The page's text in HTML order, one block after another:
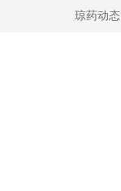
琼药动态